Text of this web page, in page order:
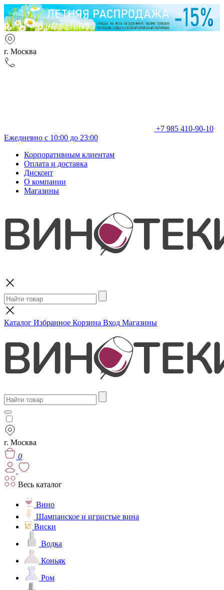
г. Москва
+7 985 410-90-10
Ежедневно с 10:00 до 23:00
Корпоративным клиентам
Оплата и доставка
Дисконт
О компании
Магазины
Каталог Избранное Корзина Вход Магазины
г. Москва
0
Весь каталог
Вино
Шампанское и игристые вина
Виски
Водка
Коньяк
Ром